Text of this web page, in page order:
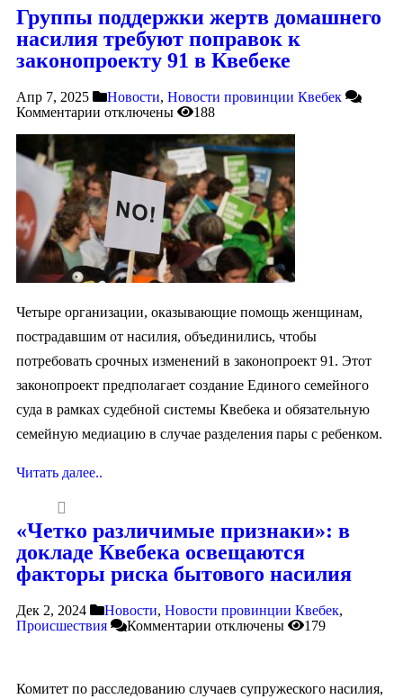
Группы поддержки жертв домашнего
насилия требуют поправок к
законопроекту 91 в Квебеке
Апр 7, 2025 Новости, Новости провинции Квебек
Комментарии отключены 188
Четыре организации, оказывающие помощь женщинам,
пострадавшим от насилия, объединились, чтобы
потребовать срочных изменений в законопроект 91. Этот
законопроект предполагает создание Единого семейного
суда в рамках судебной системы Квебека и обязательную
семейную медиацию в случае разделения пары с ребенком.
Читать далее..
«Четко различимые признаки»: в
докладе Квебека освещаются
факторы риска бытового насилия
Дек 2, 2024 Новости, Новости провинции Квебек,
Происшествия
Комментарии отключены 179
Комитет по расследованию случаев супружеского насилия,